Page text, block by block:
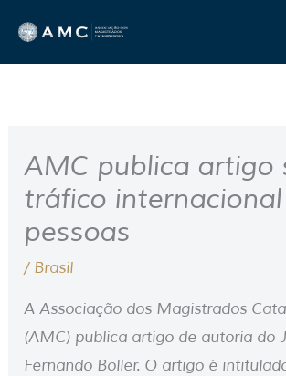
para
o
AMC publica artigo
tráfico
pessoas
/ Brasil
A Associação dos Magistrados
(AMC) publica artigo de autoria do
Fernando Boller. O artigo é